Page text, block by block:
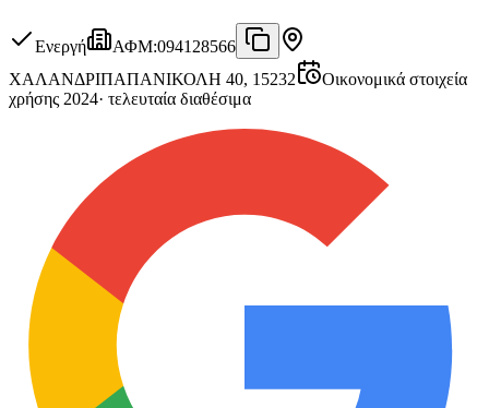
Ενεργή ΑΦΜ:094128566
ΧΑΛΑΝΔΡΙΠΑΠΑΝΙΚΟΛΗ 40, 15232
Οικονομικά στοιχεία
χρήσης 2024· τελευταία διαθέσιμα